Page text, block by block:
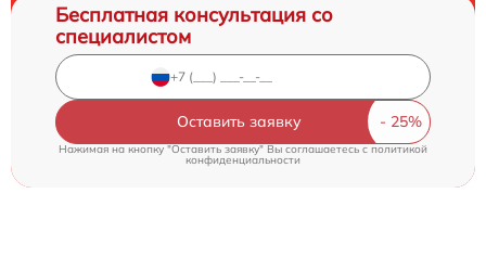
Бесплатная консультация со
специалистом
Оставить заявку
Нажимая на кнопку "Оставить заявку" Вы соглашаетесь cполитикой
конфиденциальности